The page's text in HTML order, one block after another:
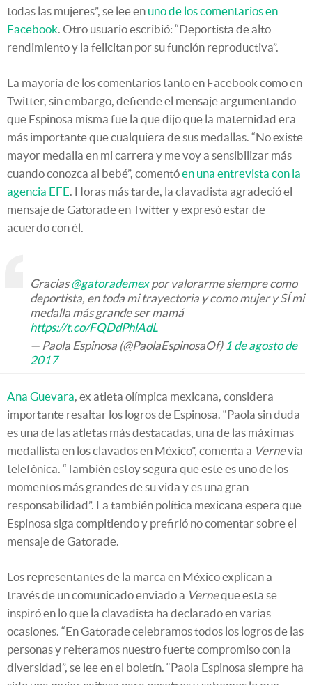
todas las mujeres”, se lee en uno de los comentarios en
Facebook. Otro usuario escribió: “Deportista de alto
rendimiento y la felicitan por su función reproductiva”.
La mayoría de los comentarios tanto en Facebook como en
Twitter, sin embargo, defiende el mensaje argumentando
que Espinosa misma fue la que dijo que la maternidad era
más importante que cualquiera de sus medallas. “No existe
mayor medalla en mi carrera y me voy a sensibilizar más
cuando conozca al bebé”, comentóen una entrevista con la
agencia EFE. Horas más tarde, la clavadista agradeció el
mensaje de Gatorade en Twitter y expresó estar de
acuerdo con él.
Gracias@gatorademexpor valorarme siempre como
deportista, en toda mi trayectoria y como mujer y SÍ mi
medalla más grande ser mamá
https://t.co/FQDdPhlAdL
— Paola Espinosa (@PaolaEspinosaOf) 1 de agosto de
2017
Ana Guevara, ex atleta olímpica mexicana, considera
importante resaltar los logros de Espinosa. “Paola sin duda
es una de las atletas más destacadas, una de las máximas
medallista en los clavados en México”, comenta a Vernevía
telefónica. “También estoy segura que este es uno de los
momentos más grandes de su vida y es una gran
responsabilidad”. La también política mexicana espera que
Espinosa siga compitiendo y prefirió no comentar sobre el
mensaje de Gatorade.
Los representantes de la marca en México explican a
través de un comunicado enviado a Verneque esta se
inspiró en lo que la clavadista ha declarado en varias
ocasiones. “En Gatorade celebramos todos los logros de las
personas y reiteramos nuestro fuerte compromiso con la
diversidad”, se lee en el boletín. “Paola Espinosa siempre ha